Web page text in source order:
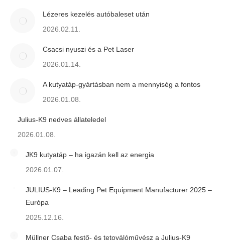
Lézeres kezelés autóbaleset után
2026.02.11.
Csacsi nyuszi és a Pet Laser
2026.01.14.
A kutyatáp-gyártásban nem a mennyiség a fontos
2026.01.08.
Julius-K9 nedves állateledel
2026.01.08.
JK9 kutyatáp – ha igazán kell az energia
2026.01.07.
JULIUS-K9 – Leading Pet Equipment Manufacturer 2025 –
Európa
2025.12.16.
Müllner Csaba festő- és tetoválóművész a Julius-K9